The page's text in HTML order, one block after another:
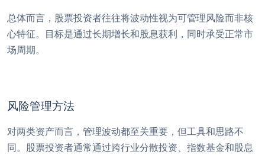
总体而言，股票投资者往往将波动性视为可管理风险而非核
心特征。目标是通过长期增长和股息获利，同时承受正常市
场周期。
风险管理方法
对两类资产而言，管理波动都至关重要，但工具和思路不
同。股票投资者通常通过跨行业分散投资、指数基金和股息